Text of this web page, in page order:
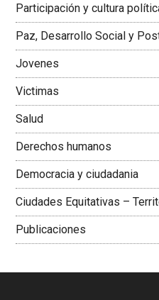
Colombiana
Participación y cultura
Paz, Desarrollo Social y
Jovenes
Victimas
Salud
Derechos humanos
Democracia y ciudadania
Ciudades Equitativas –
Publicaciones